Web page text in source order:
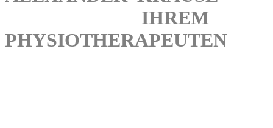
IHREM
PHYSIOTHERAPEUTEN